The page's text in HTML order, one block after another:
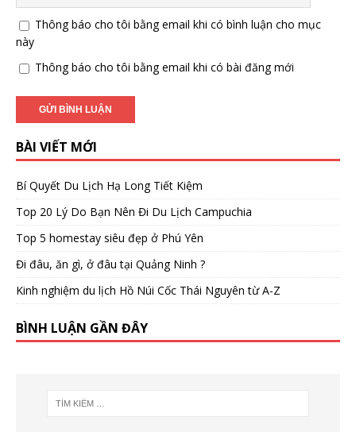
Thông báo cho tôi bằng email khi có bình luận cho mục
này
Thông báo cho tôi bằng email khi có bài đăng mới
BÀI VIẾT MỚI
Bí Quyết Du Lịch Hạ Long Tiết Kiệm
Top 20 Lý Do Bạn Nên Đi Du Lịch Campuchia
Top 5 homestay siêu đẹp ở Phú Yên
Đi đâu, ăn gì, ở đâu tại Quảng Ninh ?
Kinh nghiệm du lịch Hồ Núi Cốc Thái Nguyên từ A-Z
BÌNH LUẬN GẦN ĐÂY